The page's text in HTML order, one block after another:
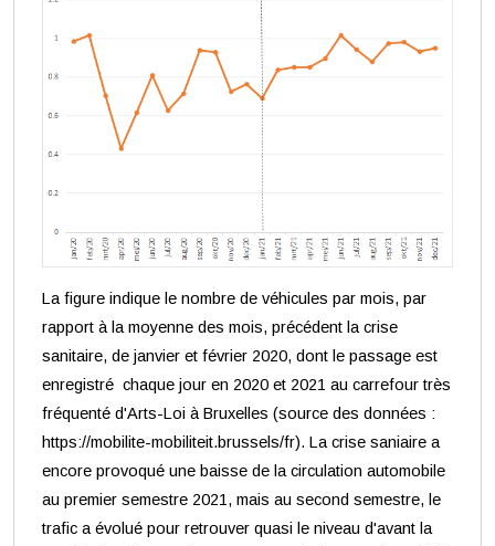
La figure indique le nombre de véhicules par mois, par
rapport à la moyenne des mois, précédent la crise
sanitaire, de janvier et février 2020, dont le passage est
enregistré chaque jour en 2020 et 2021 au carrefour très
fréquenté d'Arts-Loi à Bruxelles (source des données :
https://mobilite-mobiliteit.brussels/fr). La crise saniaire a
encore provoqué une baisse de la circulation automobile
au premier semestre 2021, mais au second semestre, le
trafic a évolué pour retrouver quasi le niveau d'avant la